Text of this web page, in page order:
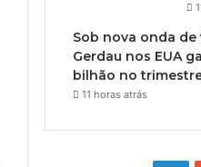
Sob nova onda
Gerdau nos EUA
bilhão no
11 horas atrás